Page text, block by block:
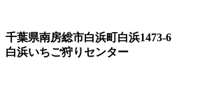
千葉県南房総市白浜町白浜1473-6
白浜いちご狩りセンター